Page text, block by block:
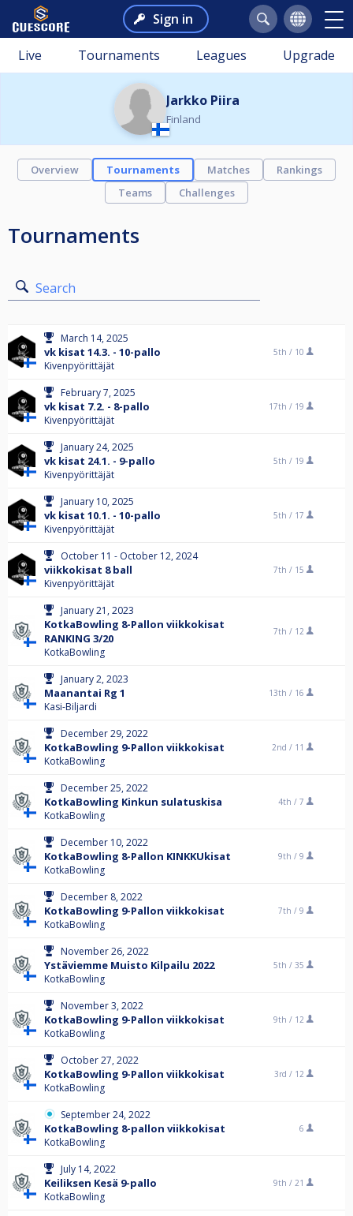
Sign in
Live Tournaments Leagues Upgrade
Jarkko Piira
Finland
Overview Tournaments Matches
Rankings
Teams
Challenges
Tournaments
Search
March 14, 2025
vk kisat 14.3. - 10-pallo
Kivenpyörittäjät
5th / 10
February 7, 2025
vk kisat 7.2. - 8-pallo
Kivenpyörittäjät
17th / 19
January 24, 2025
vk kisat 24.1. - 9-pallo
Kivenpyörittäjät
5th / 19
January 10, 2025
vk kisat 10.1. - 10-pallo
Kivenpyörittäjät
5th / 17
October 11 - October 12, 2024
viikkokisat 8 ball
Kivenpyörittäjät
7th / 15
January 21, 2023
KotkaBowling 8-Pallon viikkokisat
RANKING 3/20
KotkaBowling
7th / 12
January 2, 2023
Maanantai Rg 1
Kasi-Biljardi
13th / 16
December 29, 2022
KotkaBowling 9-Pallon viikkokisat
KotkaBowling
2nd / 11
December 25, 2022
KotkaBowling Kinkun sulatuskisa
KotkaBowling
4th / 7
December 10, 2022
KotkaBowling 8-Pallon KINKKUkisat
KotkaBowling
9th / 9
December 8, 2022
KotkaBowling 9-Pallon viikkokisat
KotkaBowling
7th / 9
November 26, 2022
Ystäviemme Muisto Kilpailu 2022
KotkaBowling
5th / 35
November 3, 2022
KotkaBowling 9-Pallon viikkokisat
KotkaBowling
9th / 12
October 27, 2022
KotkaBowling 9-Pallon viikkokisat
KotkaBowling
3rd / 12
September 24, 2022
KotkaBowling 8-pallon viikkokisat
KotkaBowling
6
July 14, 2022
Keiliksen Kesä 9-pallo
KotkaBowling
9th / 21